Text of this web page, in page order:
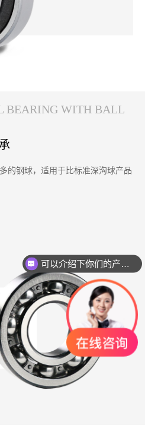
BEARING WITH BALL
的钢球，适用于比标准深沟球产品
可以介绍下你们的产品么？